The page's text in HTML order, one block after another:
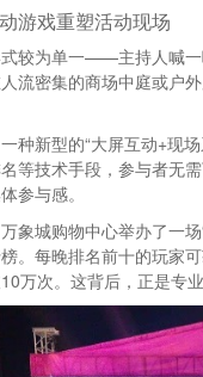
游戏重塑活动现场
较为单一——主持人喊
流密集的商场中庭或户
种新型的“大屏互动+现
等技术手段，参与者无
参与感。
象城购物中心举办了一
。每晚排名前十的玩家
万次。这背后，正是专